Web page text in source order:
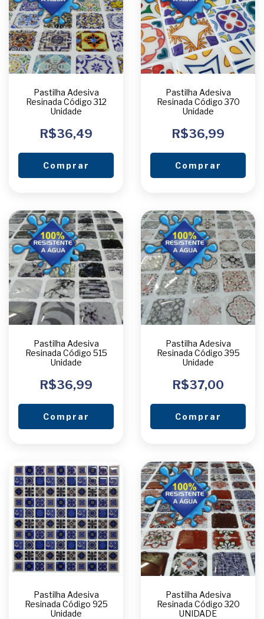
Pastilha Adesiva
Resinada Código 312
Unidade
R$36,49
Comprar
Pastilha Adesiva
Resinada Código 370
Unidade
R$36,99
Comprar
Pastilha Adesiva
Resinada Código 515
Unidade
R$36,99
Comprar
Pastilha Adesiva
Resinada Código 395
Unidade
R$37,00
Comprar
Pastilha Adesiva
Resinada Código 925
Unidade
Pastilha Adesiva
Resinada Código 320
UNIDADE